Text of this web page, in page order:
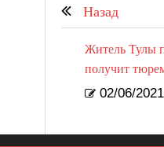
Назад
Житель Тулы
получит
02/06/2021